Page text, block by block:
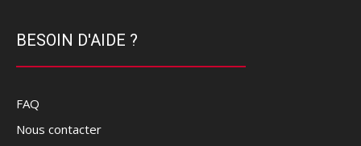
BESOIN D'AIDE ?
FAQ
Nous contacter